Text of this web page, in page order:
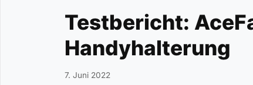
Testbericht:
Handyhalterung
7. Juni 2022